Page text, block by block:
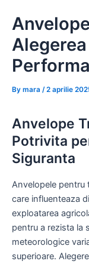
content
By mara /2 aprilie
Anvelope
Potrivita
Siguranta
Anvelopele pentru
care influenteaza
exploatarea
pentru a rezista la
meteorologice
superioare.